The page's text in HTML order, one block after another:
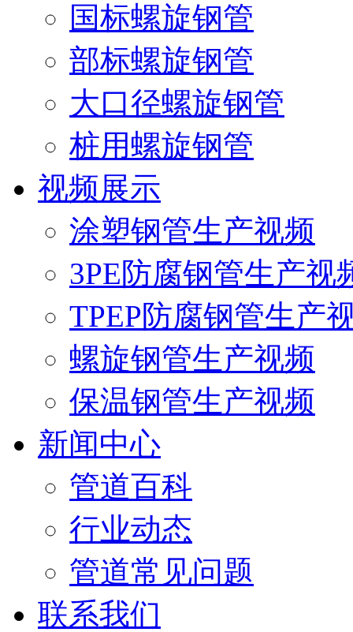
国标螺旋钢管
部标螺旋钢管
大口径螺旋钢管
桩用螺旋钢管
视频展示
涂塑钢管生产视频
3PE防腐钢管生产视
TPEP防腐钢管生产
螺旋钢管生产视频
保温钢管生产视频
新闻中心
管道百科
行业动态
管道常见问题
联系我们